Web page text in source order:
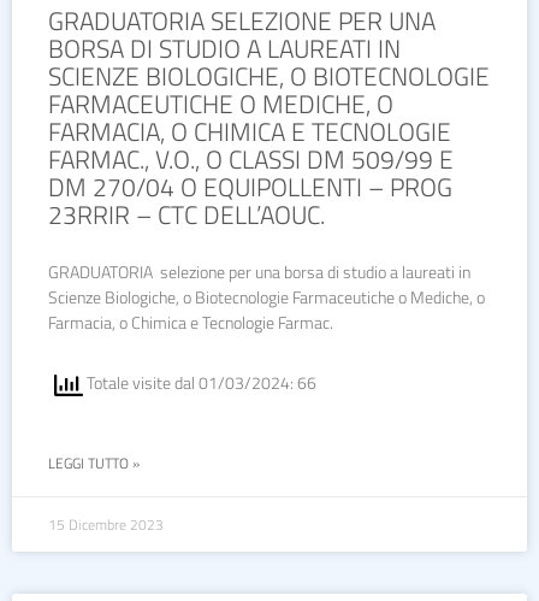
GRADUATORIA SELEZIONE PER UNA
BORSA DI STUDIO A LAUREATI IN
SCIENZE BIOLOGICHE, O BIOTECNOLOGIE
FARMACEUTICHE O MEDICHE, O
FARMACIA, O CHIMICA E TECNOLOGIE
FARMAC., V.O., O CLASSI DM 509/99 E
DM 270/04 O EQUIPOLLENTI – PROG
23RRIR – CTC DELL’AOUC.
GRADUATORIA selezione per una borsa di studio a laureati in
Scienze Biologiche, o Biotecnologie Farmaceutiche o Mediche, o
Farmacia, o Chimica e Tecnologie Farmac.
Totale visite dal 01/03/2024: 66
LEGGI TUTTO »
15 Dicembre 2023